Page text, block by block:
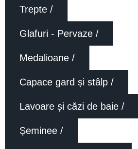
Trepte /
Glafuri - Pervaze /
Medalioane /
Capace gard și stâlp /
Lavoare și căzi de baie /
Șeminee /